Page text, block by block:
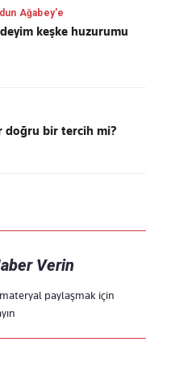
Ağabey'e
keşke huzurumu
doğru bir tercih mi?
Verin
paylaşmak için